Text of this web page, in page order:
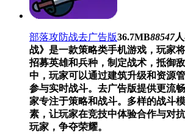
部落攻防战去广告版36.7MB88547
战》是一款策略类手机游戏，玩家
招募英雄和兵种，制定战术，抵御
中，玩家可以通过建筑升级和资源
参与实时战斗。去广告版提供更流
家专注于策略和战斗。多样的战斗
素，让玩家在竞技中体验合作与对
玩家，争夺荣耀。